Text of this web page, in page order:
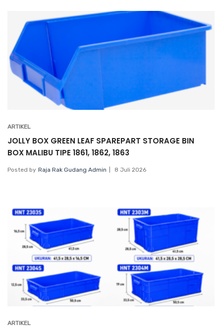
ARTIKEL
JOLLY BOX GREEN LEAF SPAREPART STORAGE BIN
BOX MALIBU TIPE 1861, 1862, 1863
Posted by Raja Rak Gudang Admin 8 Juli 2026
ARTIKEL